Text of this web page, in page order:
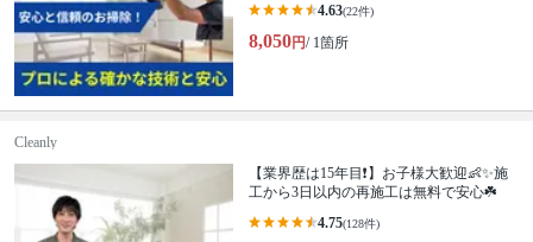
4.63(22件)
8,050円/ 1箇所
Cleanly
【業界歴は15年目❗️】お子様大歓迎👶✨施
工から3日以内の再施工は無料で安心☘️
4.75(128件)